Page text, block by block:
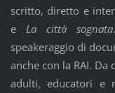
scritto, diretto e
e La città sognata
speakeraggio di
anche con la RAI.
adulti, educatori e